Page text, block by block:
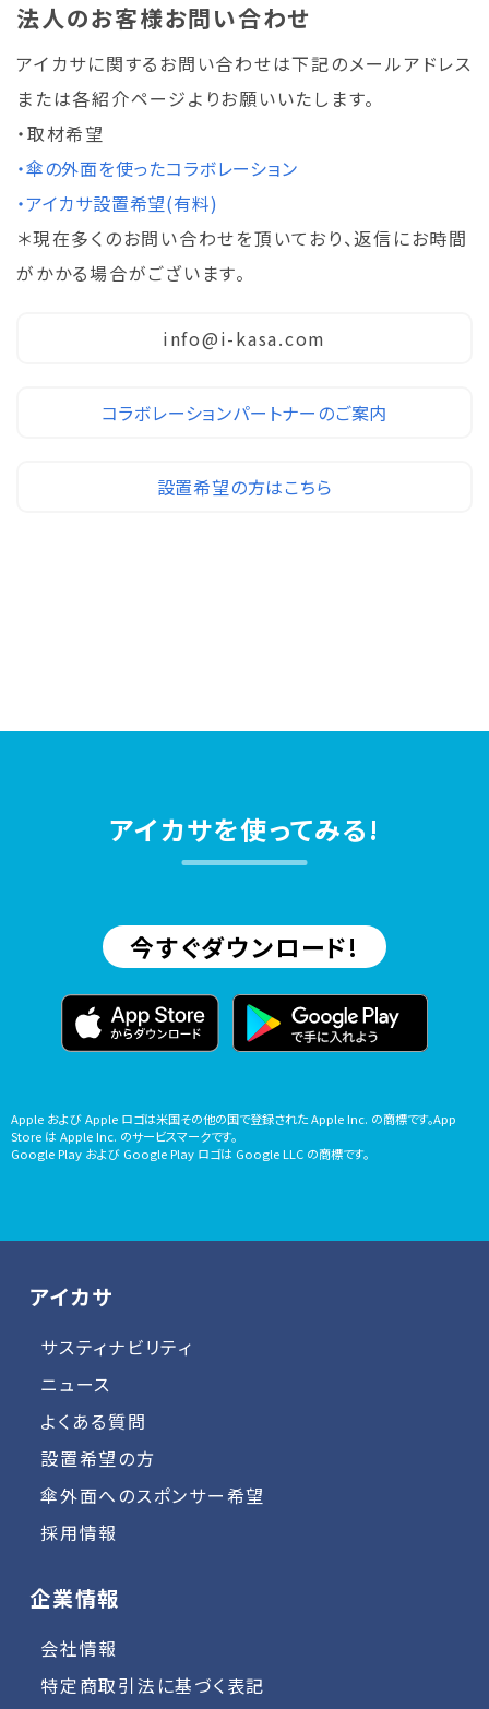
法人のお客様お問い合わせ
アイカサに関するお問い合わせは下記のメールアドレス
または各紹介ページよりお願いいたします。
・取材希望
・傘の外面を使ったコラボレーション
・アイカサ設置希望(有料)
＊現在多くのお問い合わせを頂いており、返信にお時間
がかかる場合がございます。
info@i-kasa.com
コラボレーションパートナーのご案内
設置希望の方はこちら
アイカサを使ってみる!
今すぐダウンロード!
Apple および Apple ロゴは米国その他の国で登録された Apple Inc. の商標です。App
Store は Apple Inc. のサービスマークです。
Google Play および Google Play ロゴは Google LLC の商標です。
アイカサ
サスティナビリティ
ニュース
よくある質問
設置希望の方
傘外面へのスポンサー希望
採用情報
企業情報
会社情報
特定商取引法に基づく表記